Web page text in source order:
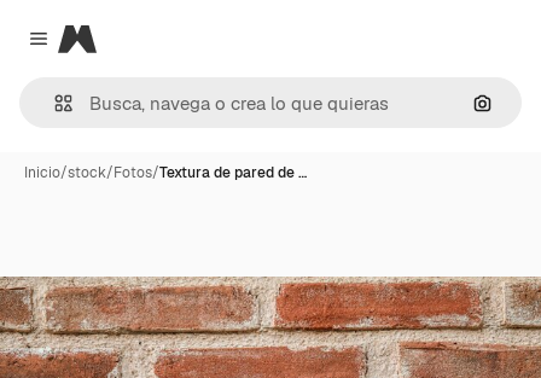
Close menu
Magnific
Inicio/stock/Fotos/Textura de pared de …